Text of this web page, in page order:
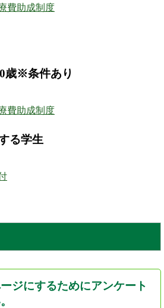
費助成制度
歳※条件あり
費助成制度
る学生
ジにするためにアンケート